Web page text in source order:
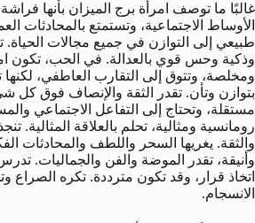
غالبًا ما توصف امرأة برج الميزان بأنها
الأوساط الاجتماعية، وتستمتع بالمحادثات
طبيعي إلى التوازن في جميع مجالات الحياة.
وذكية وحس قوي بالعدالة. في الحب، تكون
ومخلصة، وتتوق إلى التقارب العاطفي، لكنها
بتوازن وتأن. تقدر الثقة والإنصاف فوق كل
مستقلة، وتحتاج إلى التفاعل الاجتماعي
رومانسية ومثالية، تحلم بالعلاقة المثالية.
والثقة. يغريها السحر واللطف والمحادثات
وأنيقة، تقدر الموضة والفن والجماليات.
اتخاذ قرار، وقد تكون مترددة. تكره الصراع
الانسجام.